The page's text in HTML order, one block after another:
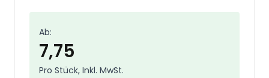
Ab:
7,75
Pro Stück, Inkl. MwSt.